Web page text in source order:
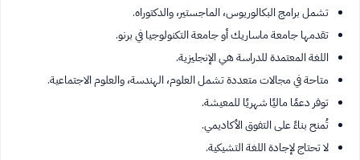
تشمل برامج البكالوريوس، الماجستير، والدكتوراه.
تقدمها جامعة ماساريك أو جامعة التكنولوجيا في برنو.
اللغة المعتمدة للدراسة هي الإنجليزية.
متاحة في مجالات متعددة تشمل العلوم، الهندسة، والعلوم الاجتماعية.
توفر دعمًا ماليًا شهريًا للمعيشة.
تُمنح بناءً على التفوق الأكاديمي.
لا تحتاج لإجادة اللغة التشيكية.